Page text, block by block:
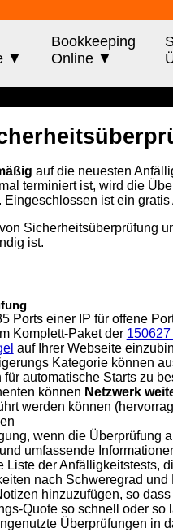
▼
Bookkeeping
Online ▼
auf die neuesten
terminiert ist, wird die
ist ein
Sicherheitsüberprüfung
ist.
Ports einer IP für offene
Komplett-Paket der 150627
auf Ihrer Webseite
Kategorie können
automatische Starts zu
können Netzwerk
werden können
wenn die Überprüfung
umfassende
Liste der Anfälligkeitstests,
nach Schweregrad und
hinzuzufügen, so
Quote so schnell oder
Überprüfungen in